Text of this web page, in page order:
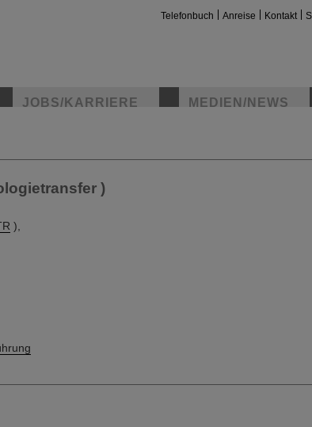
Telefonbuch Anreise Kontakt
JOBS/KARRIERE MEDIEN/NEWS
)
),
instagramlinkedin